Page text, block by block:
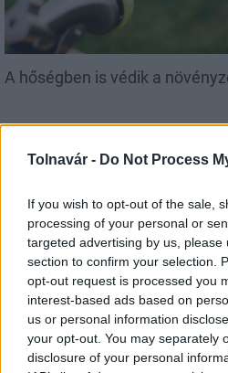
Tolnavár - Do Not Process
If you wish to opt-out of the sale,
processing of your personal or
targeted advertising by us, please
section to confirm your selection.
opt-out request is processed you
interest-based ads based on
us or personal information
your opt-out. You may separately
disclosure of your personal
A hőségben is védik a
Helyi hírek
Idén is PajTáska, egy